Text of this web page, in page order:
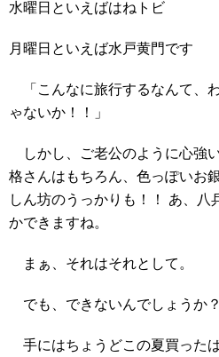
水曜日といえばはねトビ
月曜日といえば水戸黄門です
「こんなに旅行するなんて、
ゃないか！！」
しかし、ご老公のように心強
格さんはもちろん、色っぽいお
しん坊のうっかりも！！ あ、八
かできますね。
まぁ、それはそれとして。
でも、できないんでしょうか
手にはちょうどこの夏買った